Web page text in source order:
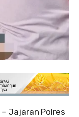
– Jajaran Polres